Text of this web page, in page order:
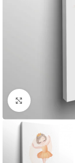
Agrandir